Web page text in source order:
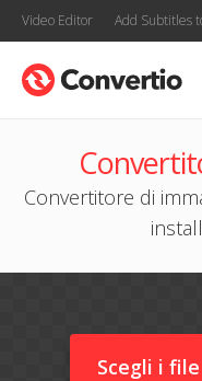
Video Editor Add Subtitles
Convertitore di
Scegli i file